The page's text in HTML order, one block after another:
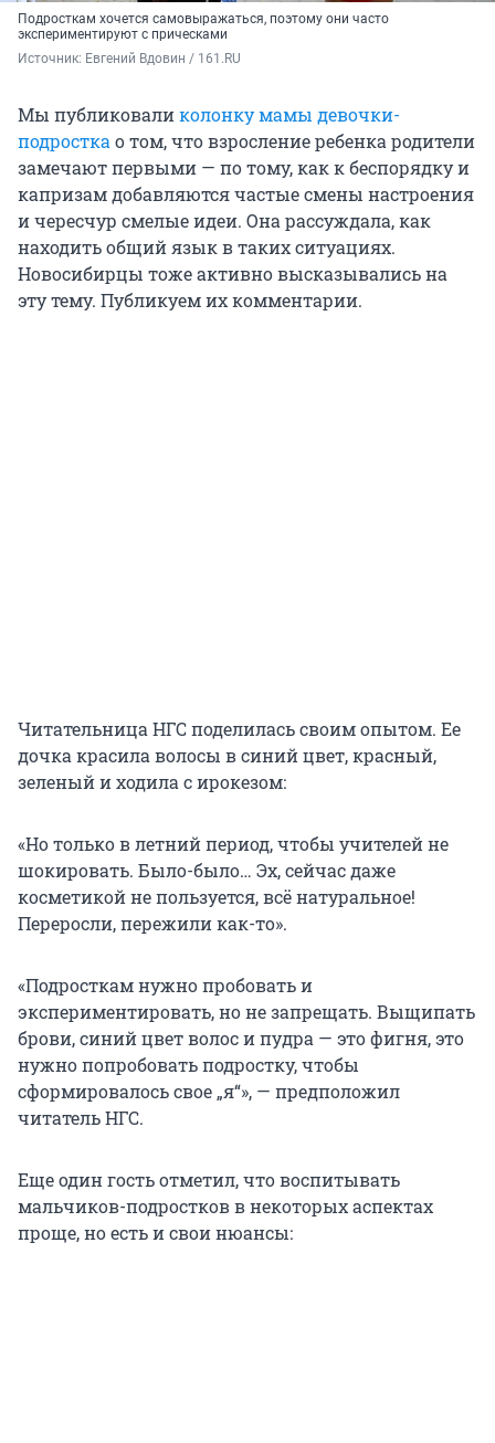
Подросткам хочется самовыражаться, поэтому они часто
экспериментируют с прическами
Источник: Евгений Вдовин / 161.RU
Мы публиковаликолонку мамы девочки-
подростка о том, что взросление ребенка родители
замечают первыми — по тому, как к беспорядку и
капризам добавляются частые смены настроения
и чересчур смелые идеи. Она рассуждала, как
находить общий язык в таких ситуациях.
Новосибирцы тоже активно высказывались на
эту тему. Публикуем их комментарии.
Читательница НГС поделилась своим опытом. Ее
дочка красила волосы в синий цвет, красный,
зеленый и ходила с ирокезом:
«Но только в летний период, чтобы учителей не
шокировать. Было-было… Эх, сейчас даже
косметикой не пользуется, всё натуральное!
Переросли, пережили как-то».
«Подросткам нужно пробовать и
экспериментировать, но не запрещать. Выщипать
брови, синий цвет волос и пудра — это фигня, это
нужно попробовать подростку, чтобы
сформировалось свое „я“», — предположил
читатель НГС.
Еще один гость отметил, что воспитывать
мальчиков-подростков в некоторых аспектах
проще, но есть и свои нюансы: